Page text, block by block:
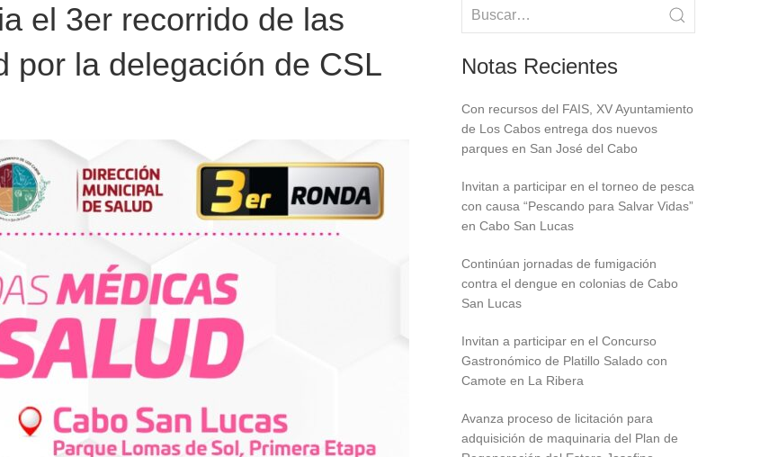
el 3er recorrido de las
por la delegación de CSL
Notas Recientes
Con recursos del FAIS, XV Ayuntamiento
de Los Cabos entrega dos nuevos
parques en San José del Cabo
Invitan a participar en el torneo de pesca
con causa “Pescando para Salvar Vidas”
en Cabo San Lucas
Continúan jornadas de fumigación
contra el dengue en colonias de Cabo
San Lucas
Invitan a participar en el Concurso
Gastronómico de Platillo Salado con
Camote en La Ribera
Avanza proceso de licitación para
adquisición de maquinaria del Plan de